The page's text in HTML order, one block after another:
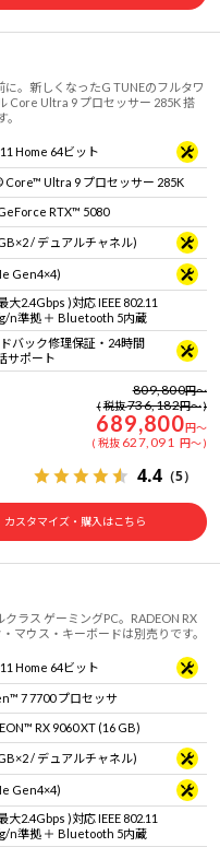
。新しくなったG TUNEのフルタワ
Core Ultra 9 プロセッサー 285K 搭
Home 64ビット
Core™ Ultra 9 プロセッサー 285K
RTX™ 5080
/ デュアルチャネル)
Gen4×4)
大2.4Gbps )対応 IEEE 802.11
n準拠 ＋ Bluetooth 5内蔵
バック修理保証・24時間
サポート
809,800円～
税抜736,182円～
689,800円～
税抜 627,091 円～
4.4 （5）
カスタマイズ・購入はこちら
ラス ゲーミングPC。RADEON RX
マウス・キーボードは別売りです。
Home 64ビット
7 7700 プロセッサ
RX 9060 XT (16 GB)
/ デュアルチャネル)
Gen4×4)
大2.4Gbps )対応 IEEE 802.11
n準拠 ＋ Bluetooth 5内蔵